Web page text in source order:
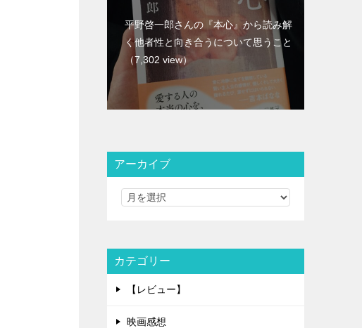
平野啓一郎さんの『本心』から読み解
く他者性と向き合うについて思うこと
（7,302 view）
アーカイブ
カテゴリー
【レビュー】
映画感想